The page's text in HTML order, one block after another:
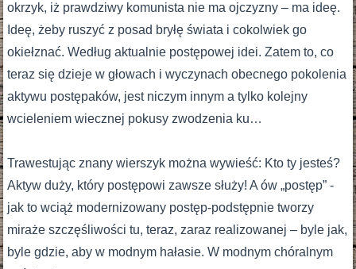
okrzyk, iż prawdziwy komunista nie ma ojczyzny – ma ideę.
Ideę, żeby ruszyć z posad bryłę świata i cokolwiek go
okiełznać. Według aktualnie postępowej idei. Zatem to, co
teraz się dzieje w głowach i wyczynach obecnego pokolenia
aktywu postępaków, jest niczym innym a tylko kolejny
wcieleniem wiecznej pokusy zwodzenia ku…
Trawestując znany wierszyk można wywieść: Kto ty jesteś?
Aktyw duży, który postępowi zawsze służy! A ów „postęp” -
jak to wciąż modernizowany postęp-podstępnie tworzy
miraże szczęśliwości tu, teraz, zaraz realizowanej – byle jak,
byle gdzie, aby w modnym hałasie. W modnym chóralnym